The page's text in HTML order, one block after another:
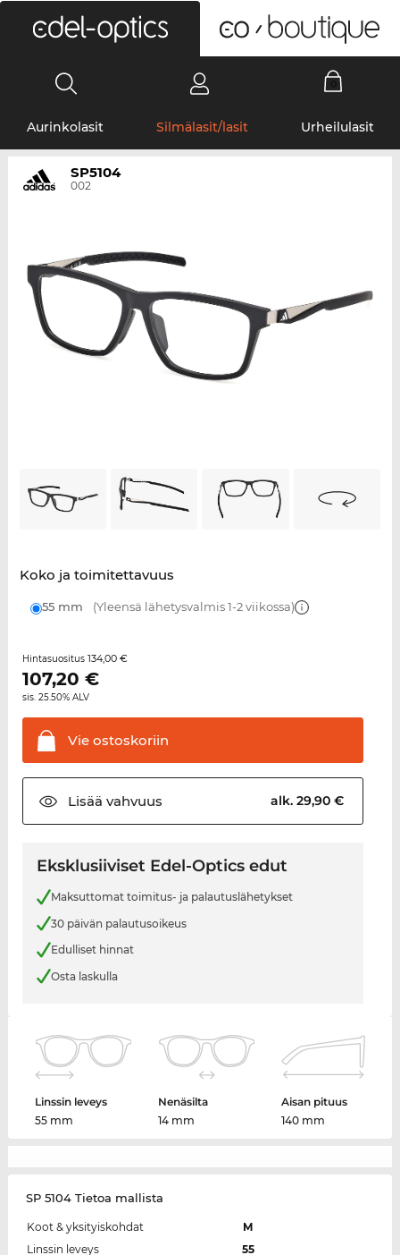
Aurinkolasit Silmälasit/lasit Urheilulasit
SP5104
002
Koko ja toimitettavuus
55 mm (Yleensä lähetysvalmis 1-2 viikossa)
Hintasuositus 134,00 €
107,20 €
sis. 25.50% ALV
Vieostoskoriin
Lisää vahvuus alk. 29,90 €
Eksklusiiviset Edel-Optics edut
Maksuttomat toimitus- ja palautuslähetykset
30 päivän palautusoikeus
Edulliset hinnat
Osta laskulla
Linssin leveys
55 mm
Nenäsilta
14 mm
Aisan pituus
140 mm
SP 5104 Tietoa mallista
Koot & yksityiskohdat
M
Linssin leveys
55